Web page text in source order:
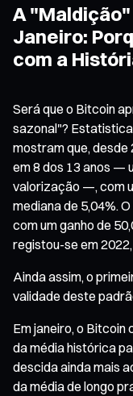
A "Maldição"
Janeiro:
com a
Será que o Bitcoin
sazonal"?
mostram que, desde
em 8 dos 13 anos —
valorização —, com
mediana de 5,04%.
com um ganho de
registou-se em
Ainda assim, o
validade deste
Em janeiro, o Bitcoin
da média histórica
descida ainda mais
da média de longo